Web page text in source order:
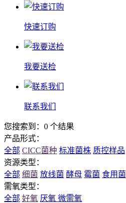
快速订购
我要送检
联系我们
您搜索到：0 个结果
产品形式：
全部 CICC菌种 标准菌株 质控样品
资源类型：
全部 细菌 放线菌 酵母 霉菌 食用菌
需氧类型：
全部 好氧 厌氧 微需氧